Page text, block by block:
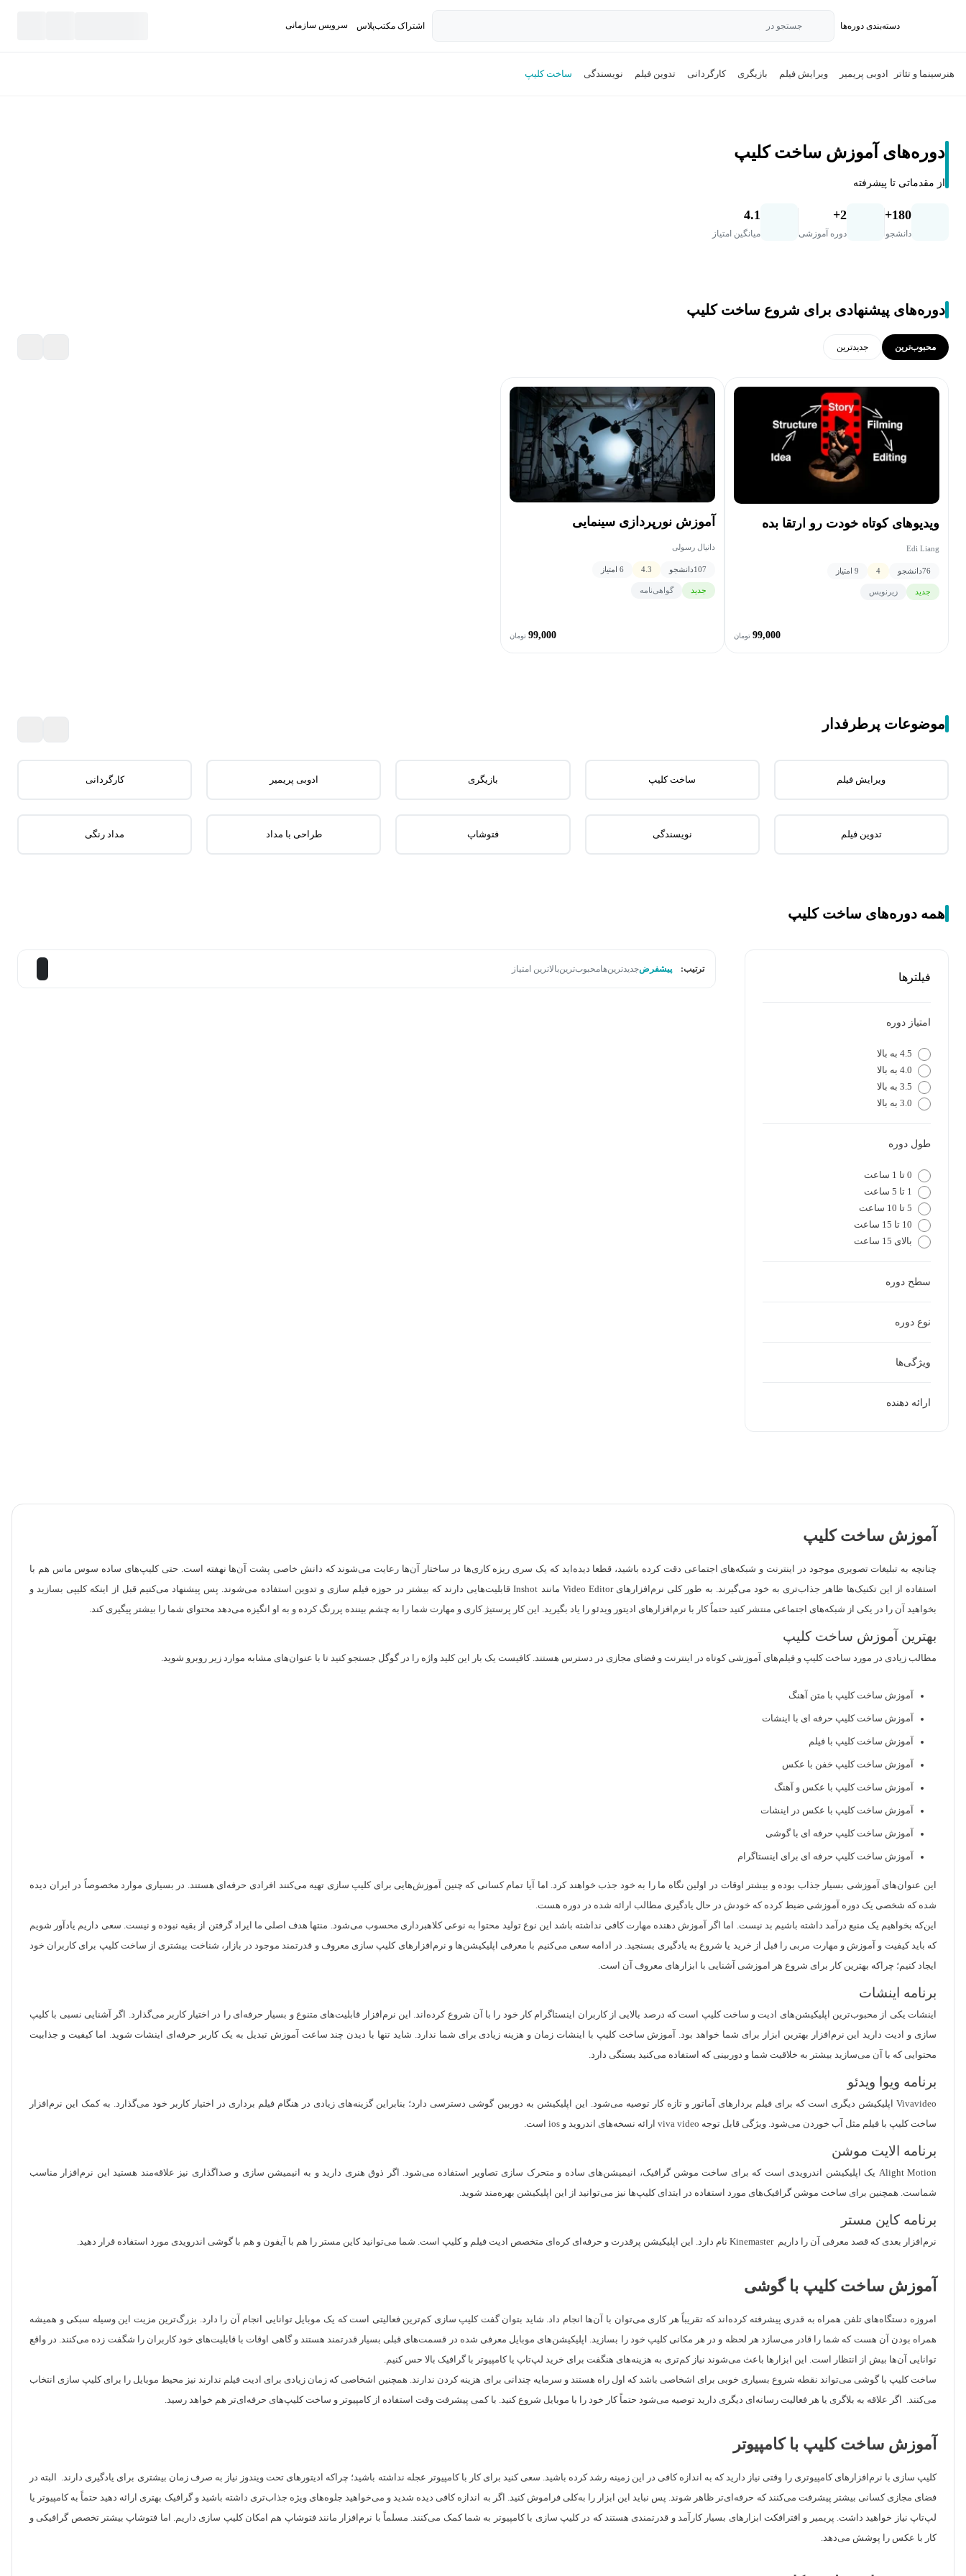
دسته‌بندی‌ دوره‌ها جستجو در اشتراک مکتب‌پلاس سرویس سازمانی
هنر سینما و تئاتر ادوبی پریمیر ویرایش فیلم بازیگری کارگردانی تدوین فیلم نویسندگی ساخت کلیپ
دوره‌های آموزش ساخت کلیپ
از مقدماتی تا پیشرفته
180+
دانشجو
2+
دوره آموزشی
4.1
میانگین امتیاز
دوره‌های پیشنهادی برای شروع ساخت کلیپ
محبوب‌ترین جدید‌ترین
ویدیوهای کوتاه خودت رو ارتقا بده
Edi Liang
76دانشجو 4 9 امتیاز
جدید زیرنویس
99,000 تومان
آموزش نورپردازی سینمایی
دانیال رسولی
107دانشجو 4.3 6 امتیاز
جدید گواهی‌نامه
99,000 تومان
موضوعات پرطرفدار
ویرایش فیلم ساخت کلیپ بازیگری ادوبی پریمیر کارگردانی
تدوین فیلم نویسندگی فتوشاپ طراحی با مداد مداد رنگی
همه دوره‌های ساخت کلیپ
فیلترها
امتیاز دوره
4.5 به بالا
4.0 به بالا
3.5 به بالا
3.0 به بالا
طول دوره
0 تا 1 ساعت
1 تا 5 ساعت
5 تا 10 ساعت
10 تا 15 ساعت
بالای 15 ساعت
سطح دوره
نوع دوره
ویژگی‌ها
ارائه دهنده
ترتیب: پیشفرضجدیدترین‌هامحبوب‌ترینبالاترین امتیاز
آموزش ساخت کلیپ
چنانچه به تبلیغات تصویری موجود در اینترنت و شبکه‌‌های اجتماعی دقت کرده باشید، قطعا دیده‌اید که یک سری ریزه کاری‌‌ها در ساختار آن‌ها رعایت می‌شوند که دانش خاصی پشت آن‌ها نهفته است. حتی کلیپ‌های ساده سوس ماس هم با
استفاده از این تکنیک‌ها ظاهر جذاب‌تری به خود می‌گیرند. به طور کلی نرم‌افزار‌های Video Editor مانند Inshot قابلیت‌هایی دارند که بیشتر در حوزه فیلم سازی و تدوین استفاده می‌شوند. پس پیشنهاد می‌کنیم قبل از اینکه کلیپی بسازید و
بخواهید آن را در یکی از شبکه‌های اجتماعی منتشر کنید حتماً کار با نرم‌افزار‌های ادیتور ویدئو را یاد بگیرید. این کار پرستیژ کاری و مهارت شما را به چشم بیننده پررنگ کرده و به او انگیزه می‌دهد محتوای شما را بیشتر پیگیری کند.
بهترین آموزش ساخت کلیپ
مطالب زیادی در مورد ساخت کلیپ و فیلم‌های آموزشی کوتاه در اینترنت و فضای مجازی در دسترس هستند. کافیست یک بار این کلید واژه را در گوگل جستجو کنید تا با عنوان‌های مشابه موارد زیر روبرو شوید.
آموزش ساخت کلیپ با متن آهنگ
آموزش ساخت کلیپ حرفه‌ ای با اینشات
آموزش ساخت کلیپ با فیلم
آموزش ساخت کلیپ خفن با عکس
آموزش ساخت کلیپ با عکس و آهنگ
آموزش ساخت کلیپ با عکس در اینشات
آموزش ساخت کلیپ حرفه ای با گوشی
آموزش ساخت کلیپ حرفه‌ ای برای اینستاگرام
این عنوان‌های آموزشی بسیار جذاب بوده و بیشتر اوقات در اولین نگاه ما را به خود جذب خواهند کرد. اما آیا تمام کسانی که چنین آموزش‌هایی برای کلیپ سازی تهیه می‌کنند افرادی حرفه‌ای هستند. در بسیاری موارد مخصوصاً در ایران دیده
شده که شخصی یک دوره آموزشی ضبط کرده که خودش در حال یادگیری مطالب ارائه شده در دوره هست.
این‌که بخواهیم یک منبع درآمد داشته باشیم بد نیست. اما اگر آموزش دهنده مهارت کافی نداشته باشد این نوع تولید محتوا به نوعی کلاهبرداری محسوب می‌شود. منتها هدف اصلی ما ایراد گرفتن از بقیه نبوده و نیست. سعی داریم یادآور شویم
که باید کیفیت و آموزش و مهارت مربی را قبل از خرید یا شروع به یادگیری بسنجید. در ادامه سعی می‌کنیم با معرفی اپلیکیشن‌ها و نرم‌افزار‌های کلیپ سازی معروف و قدرتمند موجود در بازار، شناخت بیشتری از ساخت کلیپ برای کاربران خود
ایجاد کنیم؛ چراکه بهترین کار برای شروع هر اموزشی آشنایی با ابزار‌های معروف آن است.
برنامه اینشات
اینشات یکی از محبوب‌ترین اپلیکیشن‌های ادیت و ساخت کلیپ است که درصد بالایی از کاربران اینستاگرام کار خود را با آن شروع کرده‌اند. این نرم‌افزار قابلیت‌های متنوع و بسیار حرفه‌ای را در اختیار کاربر می‌گذارد. اگر آشنایی نسبی با کلیپ
سازی و ادیت دارید این نرم‌افزار بهترین ابزار برای شما خواهد بود. آموزش ساخت کلیپ با اینشات زمان و هزینه زیادی برای شما ندارد. شاید تنها با دیدن چند ساعت آموزش تبدیل به یک کاربر حرفه‌ای اینشات شوید. اما کیفیت و جذابیت
محتوایی که با آن می‌سازید بیشتر به خلاقیت شما و دوربینی که استفاده می‌کنید بستگی دارد.
برنامه ویوا ویدئو
Vivavideo اپلیکیشن دیگری است که برای فیلم بردار‌های آماتور و تازه کار توصیه می‌شود. این اپلیکیشن به دوربین گوشی دسترسی دارد؛ بنابراین گزینه‌های زیادی در هنگام فیلم برداری در اختیار کاربر خود می‌گذارد. به کمک این نرم‌افزار
ساخت کلیپ با فیلم مثل آب خوردن می‌شود. ویژگی قابل توجه viva video ارائه نسخه‌های اندروید و ios است.
برنامه الایت موشن
Alight Motion یک اپلیکیشن اندرویدی است که برای ساخت موشن گرافیک، انیمیشن‌های ساده و متحرک سازی تصاویر استفاده می‌شود. اگر ذوق هنری دارید و به انیمیشن سازی و صداگذاری نیز علاقه‌مند هستید این نرم‌افزار مناسب
شماست. همچنین برای ساخت موشن گرافیک‌های مورد استفاده در ابتدای کلیپ‌ها نیز می‌توانید از این اپلیکیشن بهره‌مند شوید.
برنامه کاین مستر
نرم‌افزار بعدی که قصد معرفی آن را داریم Kinemaster نام دارد. این اپلیکیشن پرقدرت و حرفه‌ای کره‌ای متخصص ادیت فیلم و کلیپ است. شما می‌توانید کاین مستر را هم با آیفون و هم با گوشی اندرویدی مورد استفاده قرار دهید.
آموزش ساخت کلیپ با گوشی
امروزه دستگاه‌های تلفن همراه به قدری پیشرفته کرده‌اند که تقریباً هر کاری می‌توان با آن‌ها انجام داد. شاید بتوان گفت کلیپ سازی کم‌ترین فعالیتی است که یک موبایل توانایی انجام آن را دارد. بزرگ‌ترین مزیت این وسیله سبکی و همیشه
همراه بودن آن هست که شما را قادر می‌سازد هر لحظه و در هر مکانی کلیپ خود را بسازید. اپلیکیشن‌های موبایل معرفی شده در قسمت‌های قبلی بسیار قدرتمند هستند و گاهی اوقات با قابلیت‌های خود کاربران را شگفت زده می‌کنند. در واقع
توانایی آن‌ها بیش از انتظار است. این ابزار‌ها باعث می‌شوند نیاز کم‌تری به هزینه‌های هنگفت برای خرید لپ‌تاپ یا کامپیوتر‌ با گرافیک بالا حس کنیم.
ساخت کلیپ با گوشی می‌تواند نقطه شروع بسیاری خوبی برای اشخاصی باشد که اول راه هستند و سرمایه چندانی برای هزینه کردن ندارند. همچنین اشخاصی که زمان زیادی برای ادیت فیلم ندارند نیز محیط موبایل را برای کلیپ سازی انتخاب
می‌کنند. اگر علاقه به بلاگری یا هر فعالیت رسانه‌ای دیگری دارید توصیه می‌شود حتماً کار خود را با موبایل شروع کنید. با کمی پیشرفت وقت استفاده از کامپیوتر و ساخت کلیپ‌های حرفه‌ای‌تر هم خواهد رسید.
آموزش ساخت کلیپ با کامپیوتر
کلیپ سازی با نرم‌افزار‌های کامپیوتری را وقتی نیاز دارید که به اندازه کافی در این زمینه رشد کرده باشید. سعی کنید برای کار با کامپیوتر عجله نداشته باشید؛ چراکه ادیتور‌های تحت ویندوز نیاز به صرف زمان بیشتری برای یادگیری دارند. البته در
فضای مجازی کسانی بیشتر پیشرفت می‌کنند که حرفه‌ای‌تر ظاهر شوند. پس نباید این ابزار را به‌کلی فراموش کنید. اگر به اندازه کافی دیده‌ شدید و می‌خواهید جلوه‌های ویژه جذاب‌تری داشته باشید و گرافیک بهتری ارائه دهید حتماً به کامپیوتر یا
لپ‌تاپ نیاز خواهید داشت. پریمیر و افترافکت ابزار‌های بسیار کارآمد و قدرتمندی هستند که در کلیپ سازی با کامپیوتر به شما کمک می‌کنند. مسلماً با نرم‌افزار مانند فتوشاپ هم امکان کلیپ سازی داریم. اما فتوشاپ بیشتر تخصص گرافیکی و
کار با عکس را پوشش می‌دهد.